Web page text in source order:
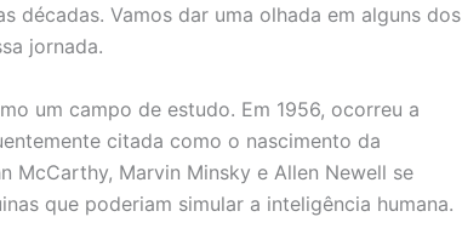
décadas. Vamos dar uma olhada em alguns dos
jornada.
um campo de estudo. Em 1956, ocorreu a
citada como o nascimento da
McCarthy, Marvin Minsky e Allen Newell se
que poderiam simular a inteligência humana.